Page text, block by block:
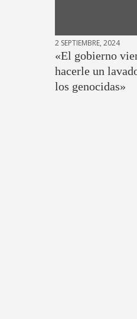
2 SEPTIEMBRE, 2024
«El gobierno
hacerle un
los genocidas»